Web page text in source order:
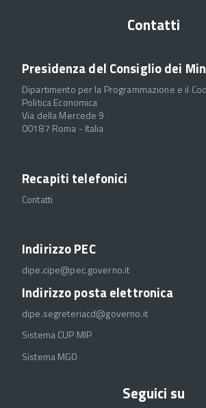
Contatti
Presidenza del Consiglio dei
Dipartimento per la Programmazione e il
Politica Economica
Via della Mercede 9
00187 Roma - Italia
Recapiti telefonici
Contatti
Indirizzo PEC
dipe.cipe@pec.governo.it
Indirizzo posta elettronica
dipe.segreteriacd@governo.it
Sistema CUP MIP
Sistema MGO
Seguici su